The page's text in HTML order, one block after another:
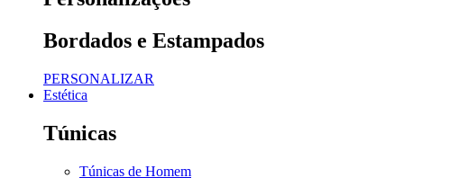
Bordados e Estampados
PERSONALIZAR
Estética
Túnicas
Túnicas de Homem